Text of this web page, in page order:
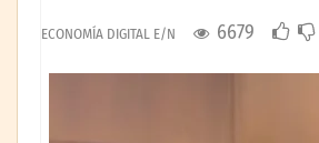
ECONOMÍA DIGITAL E/N 6679